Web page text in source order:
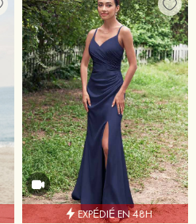
EXPÉDIÉ EN 48H